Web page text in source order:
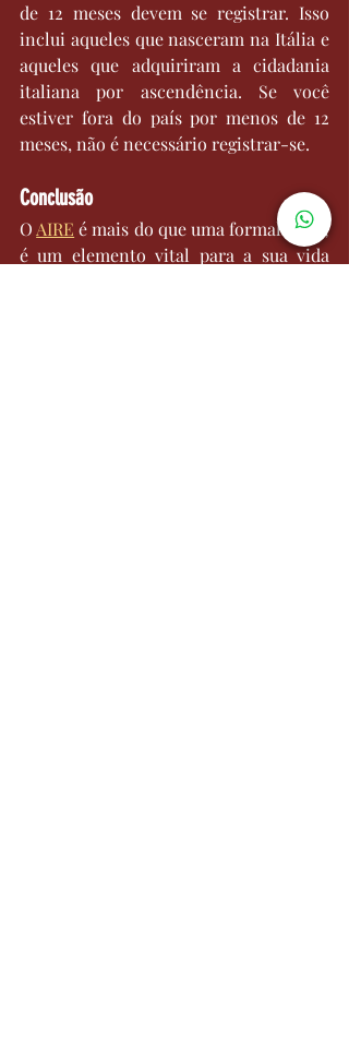
de 12 meses devem se registrar. Isso
inclui aqueles que nasceram na Itália e
aqueles que adquiriram a cidadania
italiana por ascendência. Se você
estiver fora do país por menos de 12
meses, não é necessário registrar-se.
Conclusão
O AIRE é mais do que uma formalidade;
é um elemento vital para a sua vida